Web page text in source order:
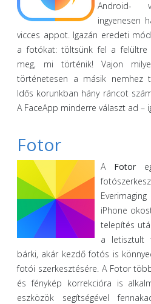
Android-
ingyenesen
vicces appot. Igazán eredeti
a fotókat: töltsünk fel a felültre
meg, mi történik! Vajon
történetesen a másik nemhez
Idős korunkban hány ráncot
A FaceApp minderre választ ad
Fotor
A Fotor
iPhone
telepítés
a letisztult
bárki, akár kezdő fotós is
fotói szerkesztésére. A Fotor
és fénykép korrekcióra is
eszközök segítségével